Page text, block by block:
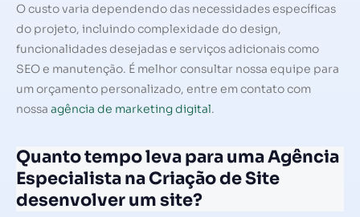
O custo varia dependendo das necessidades específicas
do projeto, incluindo complexidade do design,
funcionalidades desejadas e serviços adicionais como
SEO e manutenção. É melhor consultar nossa equipe para
um orçamento personalizado, entre em contato com
nossa agência de marketing digital.
Quanto tempo leva para uma Agência
Especialista na Criação de Site
desenvolver um site?